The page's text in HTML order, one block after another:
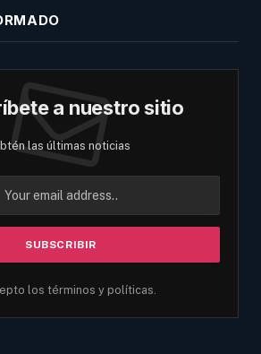
a nuestro sitio
las últimas noticias
los términos y políticas.